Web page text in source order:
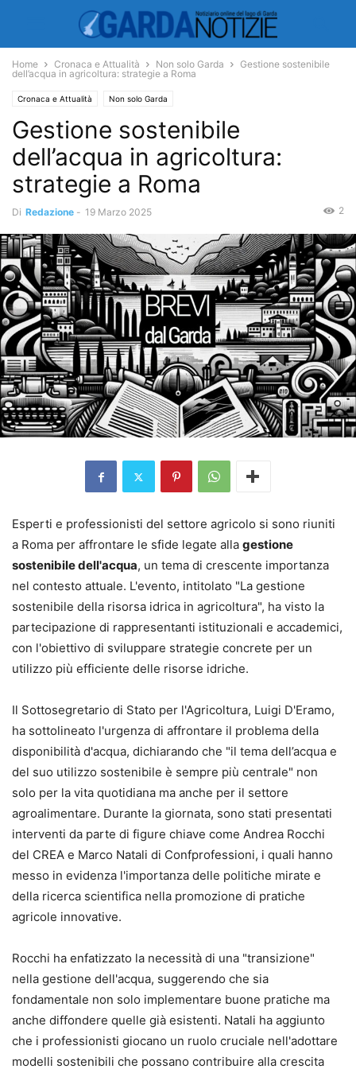
Home Cronaca e Attualità Non solo Garda
Gestione sostenibile
dell’acqua in agricoltura: strategie a Roma
Cronaca e Attualità Non solo Garda
Gestione sostenibile
dell’acqua in agricoltura:
strategie a Roma
Di Redazione - 19 Marzo 2025 2
Esperti e professionisti del settore agricolo si sono riuniti
a Roma per affrontare le sfide legate alla gestione
sostenibile dell'acqua, un tema di crescente importanza
nel contesto attuale. L'evento, intitolato "La gestione
sostenibile della risorsa idrica in agricoltura", ha visto la
partecipazione di rappresentanti istituzionali e accademici,
con l'obiettivo di sviluppare strategie concrete per un
utilizzo più efficiente delle risorse idriche.
Il Sottosegretario di Stato per l'Agricoltura, Luigi D'Eramo,
ha sottolineato l'urgenza di affrontare il problema della
disponibilità d'acqua, dichiarando che "il tema dell’acqua e
del suo utilizzo sostenibile è sempre più centrale" non
solo per la vita quotidiana ma anche per il settore
agroalimentare. Durante la giornata, sono stati presentati
interventi da parte di figure chiave come Andrea Rocchi
del CREA e Marco Natali di Confprofessioni, i quali hanno
messo in evidenza l'importanza delle politiche mirate e
della ricerca scientifica nella promozione di pratiche
agricole innovative.
Rocchi ha enfatizzato la necessità di una "transizione"
nella gestione dell'acqua, suggerendo che sia
fondamentale non solo implementare buone pratiche ma
anche diffondere quelle già esistenti. Natali ha aggiunto
che i professionisti giocano un ruolo cruciale nell'adottare
modelli sostenibili che possano contribuire alla crescita